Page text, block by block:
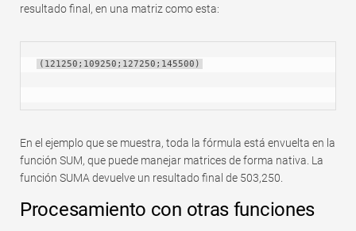
resultado final, en una matriz como esta:
(121250;109250;127250;145500)
En el ejemplo que se muestra, toda la fórmula está envuelta en la
función SUM, que puede manejar matrices de forma nativa. La
función SUMA devuelve un resultado final de 503,250.
Procesamiento con otras funciones